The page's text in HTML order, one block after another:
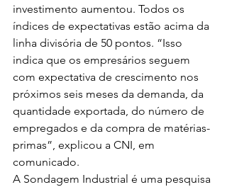
investimento aumentou. Todos os
índices de expectativas estão acima da
linha divisória de 50 pontos. “Isso
indica que os empresários seguem
com expectativa de crescimento nos
próximos seis meses da demanda, da
quantidade exportada, do número de
empregados e da compra de matérias-
primas”, explicou a CNI, em
comunicado.
A Sondagem Industrial é uma pesquisa